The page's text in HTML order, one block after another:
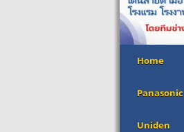
Home
Panasonic
Uniden